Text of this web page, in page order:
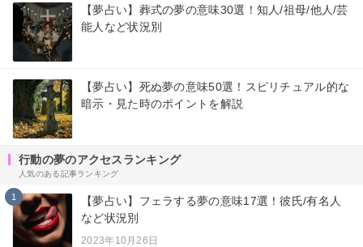
【夢占い】葬式の夢の意味30選！知人/祖母/他人/芸
能人など状況別
【夢占い】死ぬ夢の意味50選！スピリチュアル的な
暗示・見た時のポイントを解説
行動の夢のアクセスランキング
人気のある記事ランキング
1
【夢占い】フェラする夢の意味17選！彼氏/有名人
など状況別
2023年10月26日